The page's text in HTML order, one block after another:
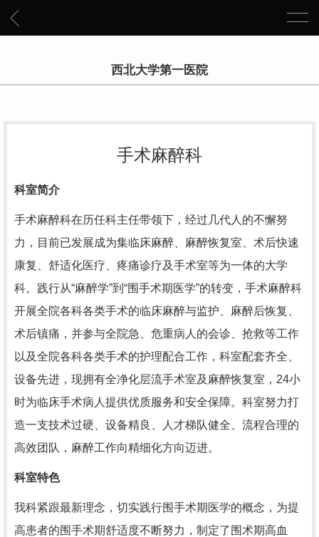
西北大学第一医院
手术麻醉科
科室简介
手术麻醉科在历任科主任带领下，经过几代人的不懈努
力，目前已发展成为集临床麻醉、麻醉恢复室、术后快速
康复、舒适化医疗、疼痛诊疗及手术室等为一体的大学
科。践行从“麻醉学”到“围手术期医学”的转变，手术麻醉科
开展全院各科各类手术的临床麻醉与监护、麻醉后恢复、
术后镇痛，并参与全院急、危重病人的会诊、抢救等工作
以及全院各科各类手术的护理配合工作，科室配套齐全、
设备先进，现拥有全净化层流手术室及麻醉恢复室，24小
时为临床手术病人提供优质服务和安全保障。科室努力打
造一支技术过硬、设备精良、人才梯队健全、流程合理的
高效团队，麻醉工作向精细化方向迈进。
科室特色
我科紧跟最新理念，切实践行围手术期医学的概念，为提
高患者的围手术期舒适度不断努力，制定了围术期高血